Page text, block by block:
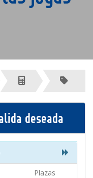
deseada
Plazas